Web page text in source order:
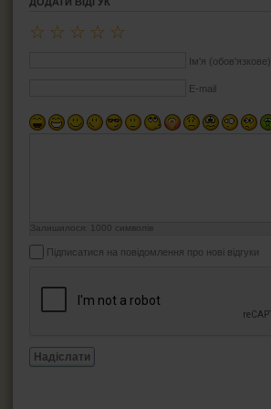
☆
☆
☆
☆
☆
Ім'я (обов'язкове)
E-mail
Залишилося: 1000 символів
Підписатися на повідомлення про нові відгуки
Надіслати